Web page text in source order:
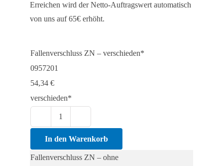
Erreichen wird der Netto-Auftragswert automatisch
von uns auf 65€ erhöht.
Fallenverschluss ZN – verschieden*
0957201
54,34 €
verschieden*
ZN
Menge
In den Warenkorb
Fallenverschluss ZN – ohne